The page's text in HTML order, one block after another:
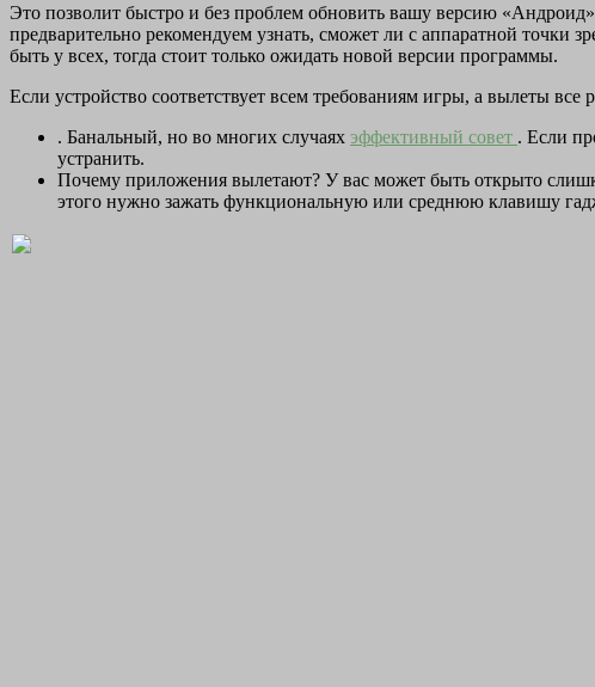
Это позволит быстро и без проблем обновить вашу версию
предварительно рекомендуем узнать, сможет ли с аппаратной точки
быть у всех, тогда стоит только ожидать новой версии программы.
Если устройство соответствует всем требованиям игры, а вылеты
. Банальный, но во многих случаях эффективный совет . Если
устранить.
Почему приложения вылетают? У вас может быть открыто
этого нужно зажать функциональную или среднюю клавишу